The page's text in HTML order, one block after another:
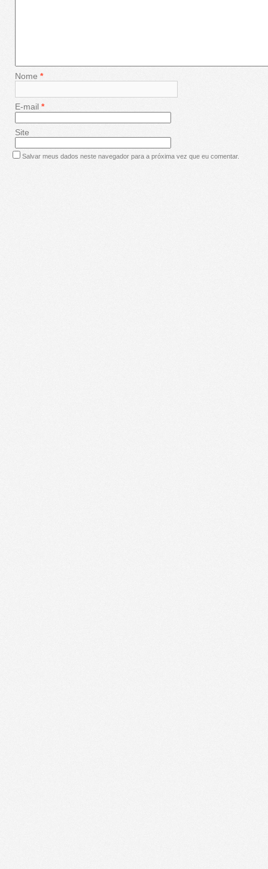
Nome *
E-mail *
Site
Salvar meus dados neste navegador para a próxima vez que eu comentar.